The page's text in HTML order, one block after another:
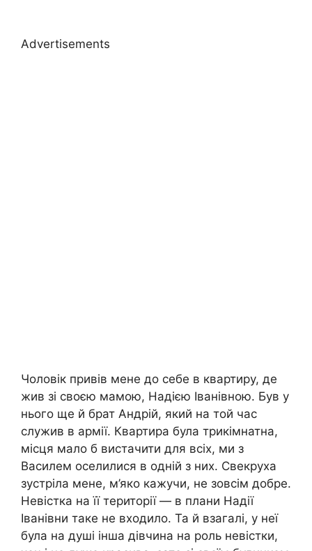
Advertisements
Чоловік привів мене до себе в квартиру, де
жив зі своєю мамою, Надією Іванівною. Був у
нього ще й брат Андрій, який на той час
служив в армії. Квартира була трикімнатна,
місця мало б вистачити для всіх, ми з
Василем оселилися в одній з них. Свекруха
зустріла мене, м’яко кажучи, не зовсім добре.
Невістка на її території — в плани Надії
Іванівни таке не входило. Та й взагалі, у неї
була на душі інша дівчина на роль невістки,